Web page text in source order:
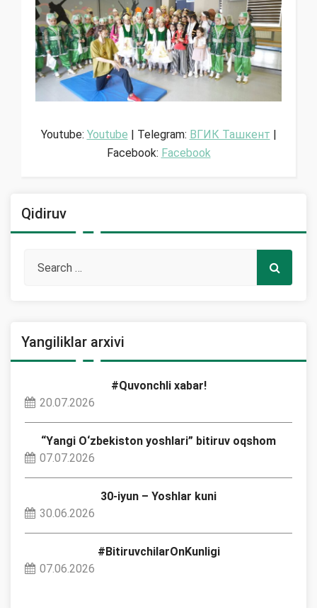
Youtube: Youtube | Telegram: ВГИК Ташкент |
Facebook: Facebook
Qidiruv
Yangiliklar arxivi
#Quvonchli xabar!
20.07.2026
“Yangi O‘zbekiston yoshlari” bitiruv oqshom
07.07.2026
30-iyun – Yoshlar kuni
30.06.2026
#BitiruvchilarOnKunligi
07.06.2026